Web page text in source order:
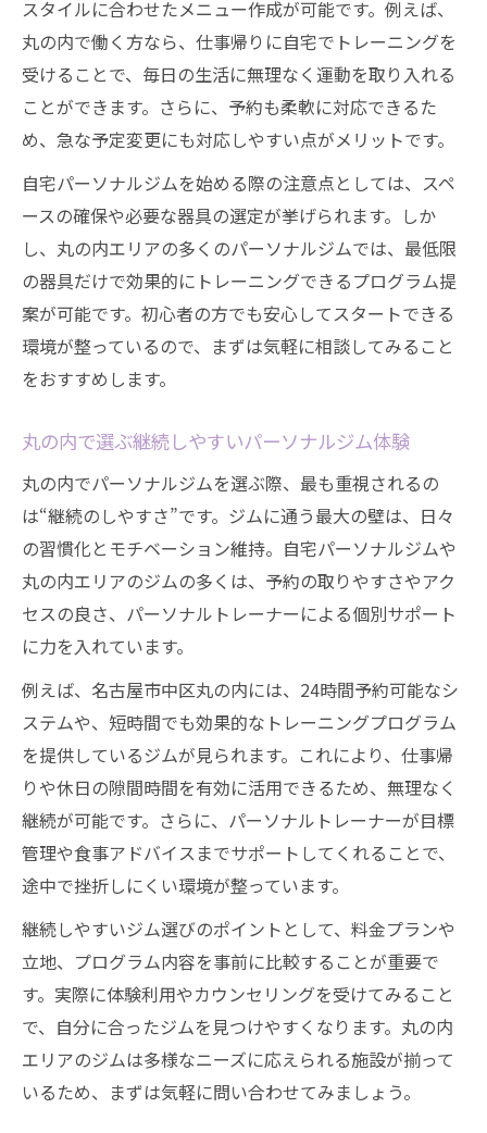
ジム通いを無理なく続けるための工夫とポ
イント
自宅トレーニングとジム利用の効果的な両
立術
丸の内で日常に組み込めるジム活用テクニ
ック
パーソナルジムで継続できる生活リズムの
作り方
名古屋で話題のジム通い放題プラン活用法
名古屋市中区で好評のパーソナルジム活用術
名古屋市中区で評判のジム活用テクニック
紹介
パーソナルジムで叶える理想のボディメイ
ジムで続けやすいトレーニング習慣の秘訣
丸の内や錦エリアで選ばれるジムの特徴と
は
名古屋のパーソナルジム利用者のリアルな
声
駅近ジムが生活リズムにフィットする理由とは
駅近ジムが毎日続けやすい理由を解説
通いやすいジムが継続率を高めるポイント
仕事帰りも安心な丸の内エリアの駅近ジム
生活リズムに合うパーソナルジム選びの極
意
駅近パーソナルジムで無理なくボディメイ
ク
仕事帰りに寄れるジム選びで毎日を快適に
仕事帰りに通えるジム選びの決め手とは
丸の内で快適なジム通いを実現する秘訣
パーソナルジムで仕事後のリフレッシュ習
慣
スタイルに合わせたメニュー作成が可能です。例えば、
丸の内で働く方なら、仕事帰りに自宅でトレーニングを
受けることで、毎日の生活に無理なく運動を取り入れる
ことができます。さらに、予約も柔軟に対応できるた
め、急な予定変更にも対応しやすい点がメリットです。
自宅パーソナルジムを始める際の注意点としては、スペ
ースの確保や必要な器具の選定が挙げられます。しか
し、丸の内エリアの多くのパーソナルジムでは、最低限
の器具だけで効果的にトレーニングできるプログラム提
案が可能です。初心者の方でも安心してスタートできる
環境が整っているので、まずは気軽に相談してみること
をおすすめします。
丸の内で選ぶ継続しやすいパーソナルジム体験
丸の内でパーソナルジムを選ぶ際、最も重視されるの
は“継続のしやすさ”です。ジムに通う最大の壁は、日々
の習慣化とモチベーション維持。自宅パーソナルジムや
丸の内エリアのジムの多くは、予約の取りやすさやアク
セスの良さ、パーソナルトレーナーによる個別サポート
に力を入れています。
例えば、名古屋市中区丸の内には、24時間予約可能なシ
ステムや、短時間でも効果的なトレーニングプログラム
を提供しているジムが見られます。これにより、仕事帰
りや休日の隙間時間を有効に活用できるため、無理なく
継続が可能です。さらに、パーソナルトレーナーが目標
管理や食事アドバイスまでサポートしてくれることで、
途中で挫折しにくい環境が整っています。
継続しやすいジム選びのポイントとして、料金プランや
立地、プログラム内容を事前に比較することが重要で
す。実際に体験利用やカウンセリングを受けてみること
で、自分に合ったジムを見つけやすくなります。丸の内
エリアのジムは多様なニーズに応えられる施設が揃って
いるため、まずは気軽に問い合わせてみましょう。